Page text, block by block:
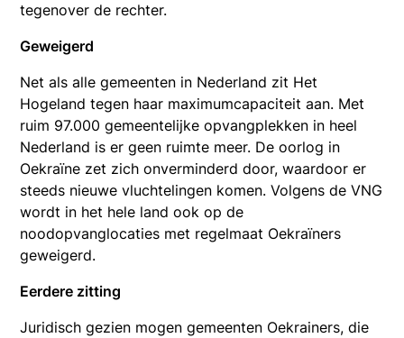
tegenover de rechter.
Geweigerd
Net als alle gemeenten in Nederland zit Het
Hogeland tegen haar maximumcapaciteit aan. Met
ruim 97.000 gemeentelijke opvangplekken in heel
Nederland is er geen ruimte meer. De oorlog in
Oekraïne zet zich onverminderd door, waardoor er
steeds nieuwe vluchtelingen komen. Volgens de VNG
wordt in het hele land ook op de
noodopvanglocaties met regelmaat Oekraïners
geweigerd.
Eerdere zitting
Juridisch gezien mogen gemeenten Oekrainers, die